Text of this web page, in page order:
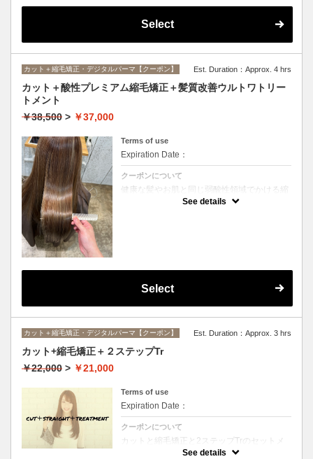
Select
カット＋縮毛矯正・デジタルパーマ【クーポン】 Est. Duration：Approx. 4 hrs
カット＋酸性プレミアム縮毛矯正＋髪質改善ウルトワトリー
トメント
￥38,500 > ￥37,000
Terms of use
Expiration Date：
クーポンについて
健康な髪やお肌と同じ弱酸性領域でかける縮
毛矯正☆髪を瘦せさせることなく、気になる
癖をナチュラルに伸ばせるスペシャルな縮毛
See details
Select
カット＋縮毛矯正・デジタルパーマ【クーポン】 Est. Duration：Approx. 3 hrs
カット+縮毛矯正＋２ステップTr
￥22,000 > ￥21,000
Terms of use
Expiration Date：
クーポンについて
カットと縮毛矯正と2ステップTrのセットメ
ニュー。髪質や状態に合わせて薬剤選定致し
See details